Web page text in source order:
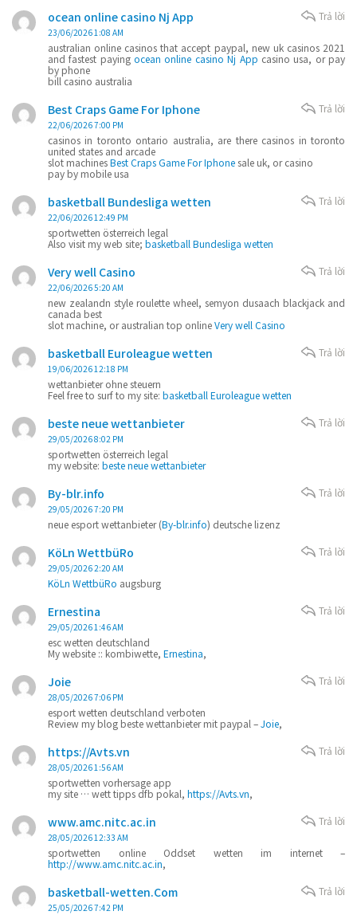
ocean online casino Nj App
23/06/2026 1:08 AM
australian online casinos that accept paypal, new uk casinos 2021
and fastest payingocean online casino Nj App casino usa, or pay
by phone
bill casino australia
Trả lời
Best Craps Game For Iphone
22/06/2026 7:00 PM
casinos in toronto ontario australia, are there casinos in toronto
united states and arcade
slot machinesBest Craps Game For Iphonesale uk, or casino
pay by mobile usa
Trả lời
basketball Bundesliga wetten
22/06/2026 12:49 PM
sportwetten österreich legal
Also visit my web site; basketball Bundesliga wetten
Trả lời
Very well Casino
22/06/2026 5:20 AM
new zealandn style roulette wheel, semyon dusaach blackjack and
canada best
slot machine, or australian top onlineVery well Casino
Trả lời
basketball Euroleague wetten
19/06/2026 12:18 PM
wettanbieter ohne steuern
Feel free to surf to my site: basketball Euroleague wetten
Trả lời
beste neue wettanbieter
29/05/2026 8:02 PM
sportwetten österreich legal
my website: beste neue wettanbieter
Trả lời
By-blr.info
29/05/2026 7:20 PM
neue esport wettanbieter (By-blr.info) deutsche lizenz
Trả lời
KöLn WettbüRo
29/05/2026 2:20 AM
KöLn WettbüRo augsburg
Trả lời
Ernestina
29/05/2026 1:46 AM
esc wetten deutschland
My website :: kombiwette, Ernestina,
Trả lời
Joie
28/05/2026 7:06 PM
esport wetten deutschland verboten
Review my blog beste wettanbieter mit paypal –Joie,
Trả lời
https://Avts.vn
28/05/2026 1:56 AM
sportwetten vorhersage app
my site … wett tipps dfb pokal, https://Avts.vn,
Trả lời
www.amc.nitc.ac.in
28/05/2026 12:33 AM
sportwetten online Oddset wetten im internet –
http://www.amc.nitc.ac.in,
Trả lời
basketball-wetten.Com
25/05/2026 7:42 PM
Trả lời